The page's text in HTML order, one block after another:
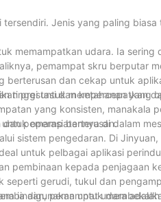
Jenis yang paling biasa
memampatkan udara. Ia sering
pemampat skru berputar
berterusan dan cekap untuk
tinggi untuk mempercepatkan
prestasi dan ketahanan yang
yang konsisten, manakala
operasi berterusan.
pemampatannya di dalam
sistem pengedaran. Di Jinyuan,
untuk pelbagai aplikasi
pembinaan kepada penjagaan
seperti gerudi, tukul dan
pemampat udara
ia digunakan untuk